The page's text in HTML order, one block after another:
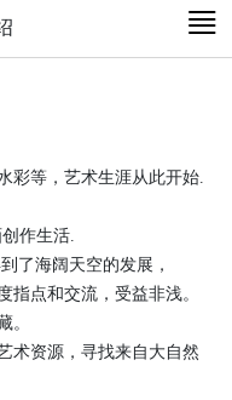
彩等，艺术生涯从此开始.
作生活.
了海阔天空的发展，
指点和交流，受益非浅。
。
术资源，寻找来自大自然